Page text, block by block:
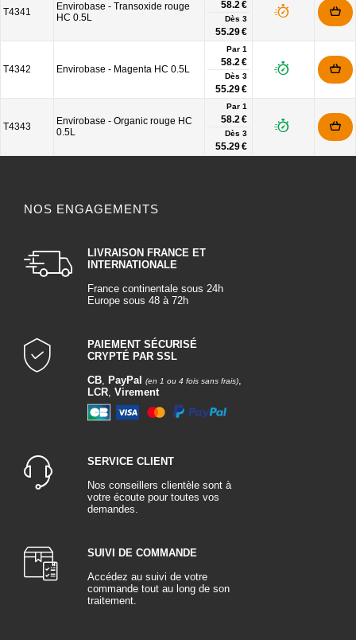
T4341
Envirobase - Transoxide rouge
HC 0.5L
58.2 €
Dès 3
55.29 €
T4342 Envirobase - Magenta HC 0.5L
Par 1
58.2 €
Dès 3
55.29 €
T4343
Envirobase - Organic rouge HC
0.5L
Par 1
58.2 €
Dès 3
55.29 €
NOS ENGAGEMENTS
LIVRAISON FRANCE ET
INTERNATIONALE
France continentale sous 24h
Europe sous 48 à 72h
PAIEMENT SÉCURISÉ
CRYPTÉ PAR SSL
CB, PayPal (en 1 ou 4 fois sans frais),
LCR, Virement
SERVICE CLIENT
Nos conseillers clientèle sont à
votre écoute pour toutes vos
demandes.
SUIVI DE COMMANDE
Accédez au suivi de votre
commande tout au long de son
traitement.